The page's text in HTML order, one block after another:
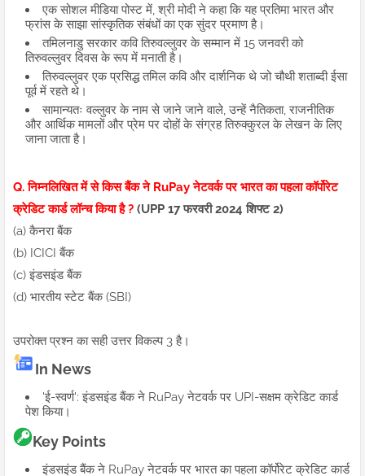
एक सोशल मीडिया पोस्ट में, श्री मोदी ने कहा कि यह प्रतिमा भारत और
फ्रांस के साझा सांस्कृतिक संबंधों का एक सुंदर प्रमाण है।
तमिलनाडु सरकार कवि तिरुवल्लुवर के सम्मान में 15 जनवरी को
तिरुवल्लुवर दिवस के रूप में मनाती है।
तिरुवल्लुवर एक प्रसिद्ध तमिल कवि और दार्शनिक थे जो चौथी शताब्दी ईसा
पूर्व में रहते थे।
सामान्यतः वल्लुवर के नाम से जाने जाने वाले, उन्हें नैतिकता, राजनीतिक
और आर्थिक मामलों और प्रेम पर दोहों के संग्रह तिरुक्कुरल के लेखन के लिए
जाना जाता है।
Q. निम्नलिखित में से किस बैंक ने RuPay नेटवर्क पर भारत का पहला कॉर्पोरेट
क्रेडिट कार्ड लॉन्च किया है ? (UPP 17 फरवरी 2024 शिफ्ट 2)
(a) कैनरा बैंक
(b) ICICI बैंक
(c) इंडसइंड बैंक
(d) भारतीय स्टेट बैंक (SBI)
उपरोक्त प्रश्न का सही उत्तर विकल्प 3 है।
In News
'ई-स्वर्ण': इंडसइंड बैंक ने RuPay नेटवर्क पर UPI-सक्षम क्रेडिट कार्ड
पेश किया।
Key Points
इंडसइंड बैंक ने RuPay नेटवर्क पर भारत का पहला कॉर्पोरेट क्रेडिट कार्ड